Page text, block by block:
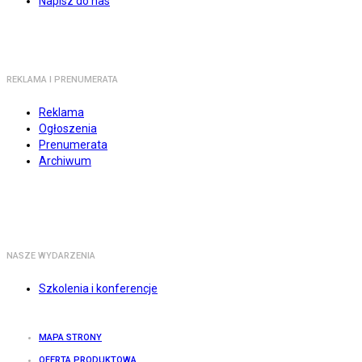
REKLAMA I PRENUMERATA
Reklama
Ogłoszenia
Prenumerata
Archiwum
NASZE WYDARZENIA
Szkolenia i konferencje
MAPA STRONY